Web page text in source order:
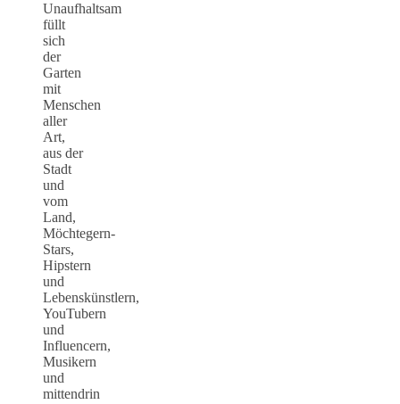
Unaufhaltsam
füllt
sich
der
Garten
mit
Menschen
aller
Art,
aus der
Stadt
und
vom
Land,
Möchtegern-
Stars,
Hipstern
und
Lebenskünstlern,
YouTubern
und
Influencern,
Musikern
und
mittendrin